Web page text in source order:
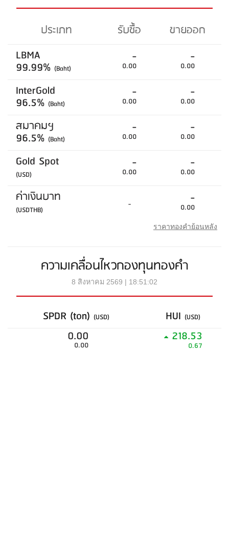
ประเภท รับซื้อ
ขายออก
LBMA
99.99% (Baht)
-
0.00
-
0.00
InterGold
96.5% (Baht)
-
0.00
-
0.00
สมาคมฯ
96.5% (Baht)
-
0.00
-
0.00
Gold Spot
(USD)
-
0.00
-
0.00
ค่าเงินบาท
(USDTHB) - -
0.00
ราคาทองคำย้อนหลัง
ความเคลื่อนไหวกองทุนทองคำ
8 สิงหาคม 2569 | 18:51:02
SPDR (ton) (USD) HUI (USD)
0.00
0.00
218.53
0.67